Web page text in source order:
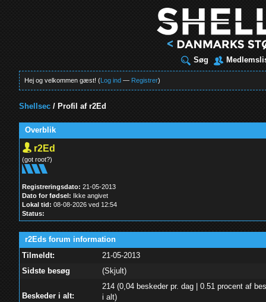
Søg
Hej og velkommen gæst! (Log ind — Registrer)
Shellsec / Profil af r2Ed
Overblik
r2Ed
(got root?)
Registreringsdato: 21-05-2013
Dato for fødsel: Ikke angivet
Lokal tid: 08-08-2026 ved 12:54
Status:
r2Eds forum information
Tilmeldt:
21-05-2013
Sidste besøg
(Skjult)
Beskeder i alt:
214 (0,04 beskeder pr. dag | 0.51 procent af
i alt)